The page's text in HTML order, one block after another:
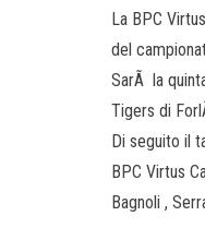
La BPC
del
SarÃ la
Tigers di
Di seguito il
BPC Virtus
Bagnoli ,